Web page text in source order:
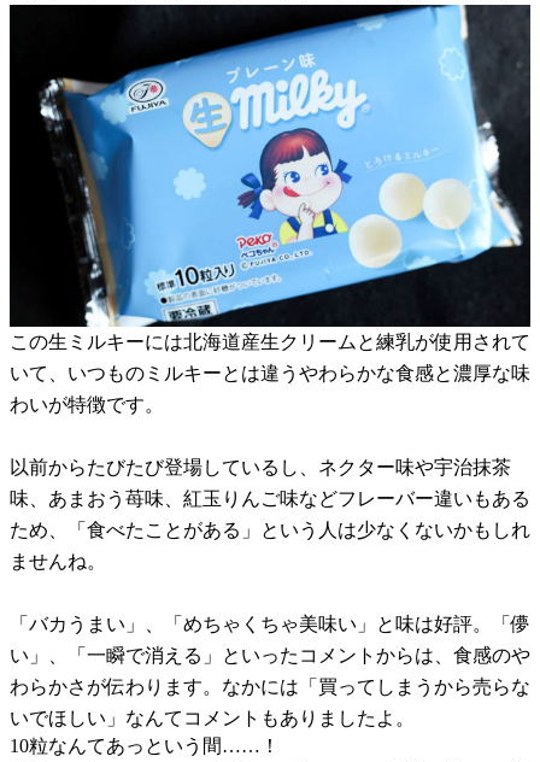
この生ミルキーには北海道産生クリームと練乳が使用されて
いて、いつものミルキーとは違うやわらかな食感と濃厚な味
わいが特徴です。
以前からたびたび登場しているし、ネクター味や宇治抹茶
味、あまおう苺味、紅玉りんご味などフレーバー違いもある
ため、「食べたことがある」という人は少なくないかもしれ
ませんね。
「バカうまい」、「めちゃくちゃ美味い」と味は好評。「儚
い」、「一瞬で消える」といったコメントからは、食感のや
わらかさが伝わります。なかには「買ってしまうから売らな
いでほしい」なんてコメントもありましたよ。
10粒なんてあっという間……！